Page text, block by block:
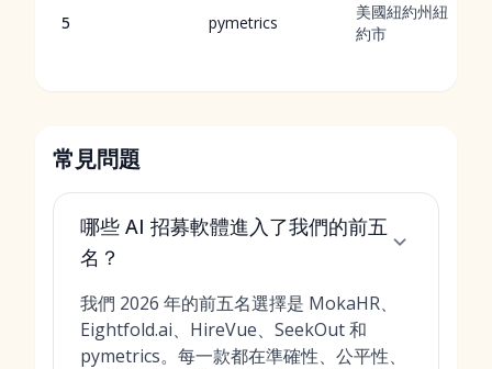
5 pymetrics
美國紐約州紐
約市
常見問題
哪些 AI 招募軟體進入了我們的前五
名？
我們 2026 年的前五名選擇是 MokaHR、
Eightfold.ai、HireVue、SeekOut 和
pymetrics。每一款都在準確性、公平性、